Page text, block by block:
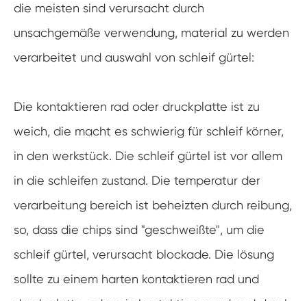
die meisten sind verursacht durch
unsachgemäße verwendung, material zu werden
verarbeitet und auswahl von schleif gürtel:
Die kontaktieren rad oder druckplatte ist zu
weich, die macht es schwierig für schleif körner,
in den werkstück. Die schleif gürtel ist vor allem
in die schleifen zustand. Die temperatur der
verarbeitung bereich ist beheizten durch reibung,
so, dass die chips sind "geschweißte", um die
schleif gürtel, verursacht blockade. Die lösung
sollte zu einem harten kontaktieren rad und